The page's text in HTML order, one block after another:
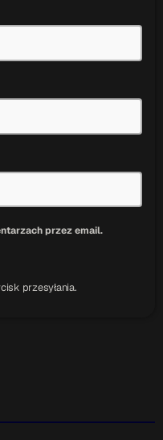
przez email.
przesyłania.